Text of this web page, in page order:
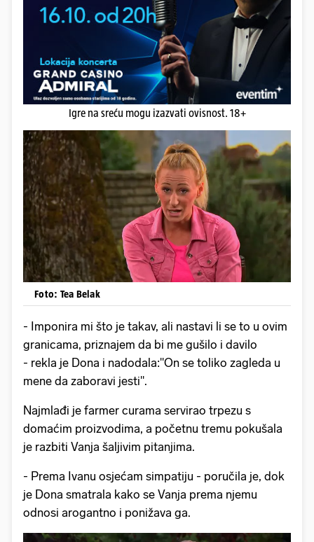
Igre na sreću mogu izazvati ovisnost. 18+
Foto: Tea Belak
- Imponira mi što je takav, ali nastavi li se to u ovim
granicama, priznajem da bi me gušilo i davilo
- rekla je Dona i nadodala:''On se toliko zagleda u
mene da zaboravi jesti''.
Najmlađi je farmer curama servirao trpezu s
domaćim proizvodima, a početnu tremu pokušala
je razbiti Vanja šaljivim pitanjima.
- Prema Ivanu osjećam simpatiju - poručila je, dok
je Dona smatrala kako se Vanja prema njemu
odnosi arogantno i ponižava ga.